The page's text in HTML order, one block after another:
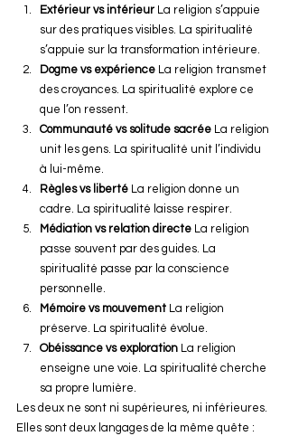
Extérieur vs intérieur La religion s’appuie
sur des pratiques visibles. La spiritualité
s’appuie sur la transformation intérieure.
Dogme vs expérience La religion transmet
des croyances. La spiritualité explore ce
que l’on ressent.
Communauté vs solitude sacrée La religion
unit les gens. La spiritualité unit l’individu
à lui-même.
Règles vs liberté La religion donne un
cadre. La spiritualité laisse respirer.
Médiation vs relation directe La religion
passe souvent par des guides. La
spiritualité passe par la conscience
personnelle.
Mémoire vs mouvement La religion
préserve. La spiritualité évolue.
Obéissance vs exploration La religion
enseigne une voie. La spiritualité cherche
sa propre lumière.
Les deux ne sont ni supérieures, ni inférieures.
Elles sont deux langages de la même quête :